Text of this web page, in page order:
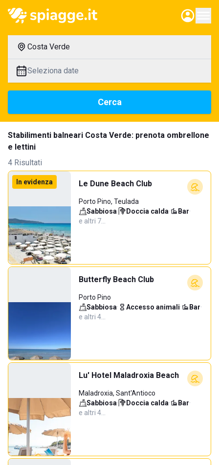
Costa Verde
Seleziona date
Cerca
Stabilimenti balneari Costa Verde: prenota ombrellone
e lettini
4 Risultati
In evidenza Le Dune Beach Club
Porto Pino, Teulada
Sabbiosa· Doccia calda· Bar·
e altri 7…
Butterfly Beach Club
Porto Pino
Sabbiosa· Accesso animali· Bar·
e altri 4…
Lu' Hotel Maladroxia Beach
Maladroxia, Sant'Antioco
Sabbiosa· Doccia calda· Bar·
e altri 4…